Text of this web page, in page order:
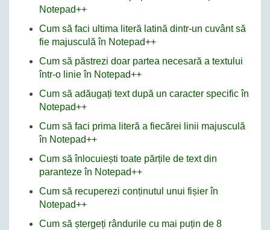
Notepad++
Cum să faci ultima literă latină dintr-un cuvânt să
fie majusculă în Notepad++
Cum să păstrezi doar partea necesară a textului
într-o linie în Notepad++
Cum să adăugați text după un caracter specific în
Notepad++
Cum să faci prima literă a fiecărei linii majusculă
în Notepad++
Cum să înlocuiești toate părțile de text din
paranteze în Notepad++
Cum să recuperezi conținutul unui fișier în
Notepad++
Cum să ștergeți rândurile cu mai puțin de 8